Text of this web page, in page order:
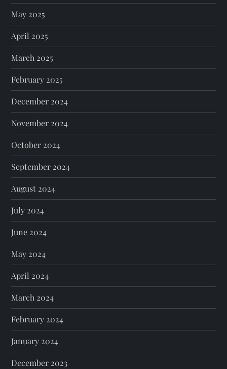
May 2025
April 2025
March 2025
February 2025
December 2024
November 2024
October 2024
September 2024
August 2024
July 2024
June 2024
May 2024
April 2024
March 2024
February 2024
January 2024
December 2023